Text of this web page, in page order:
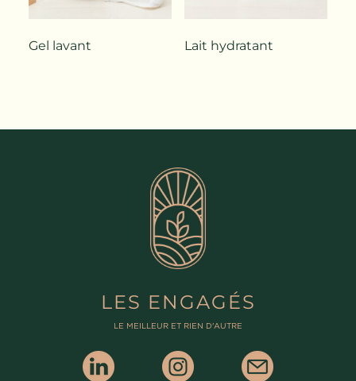
Gel lavant Lait hydratant
LES ENGAGÉS
LE MEILLEUR ET RIEN D'AUTRE